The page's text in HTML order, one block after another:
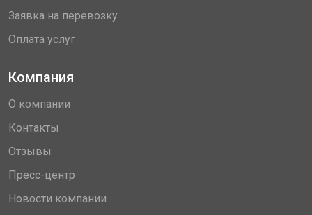
Заявка на перевозку
Оплата услуг
Компания
О компании
Контакты
Отзывы
Пресс-центр
Новости компании